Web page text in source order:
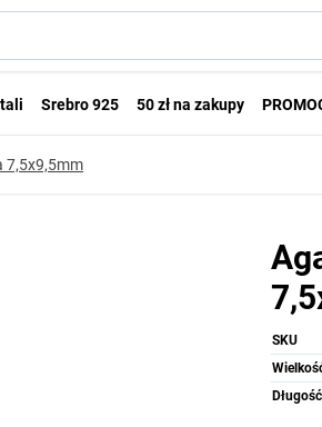
Srebro 925 50 zł na zakupy
7,5x9,5mm
SKU
Długość